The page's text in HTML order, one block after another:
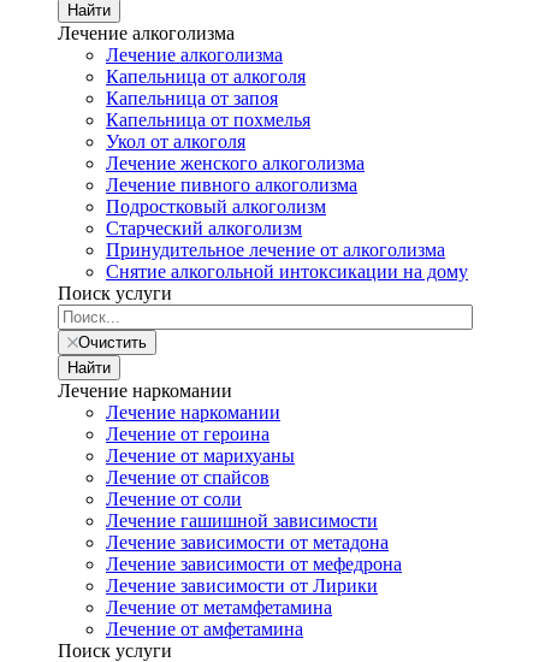
Найти
Лечение алкоголизма
Лечение алкоголизма
Капельница от алкоголя
Капельница от запоя
Капельница от похмелья
Укол от алкоголя
Лечение женского алкоголизма
Лечение пивного алкоголизма
Подростковый алкоголизм
Старческий алкоголизм
Принудительное лечение от алкоголизма
Снятие алкогольной интоксикации на дому
Поиск услуги
Очистить
Найти
Лечение наркомании
Лечение наркомании
Лечение от героина
Лечение от марихуаны
Лечение от спайсов
Лечение от соли
Лечение гашишной зависимости
Лечение зависимости от метадона
Лечение зависимости от мефедрона
Лечение зависимости от Лирики
Лечение от метамфетамина
Лечение от амфетамина
Поиск услуги